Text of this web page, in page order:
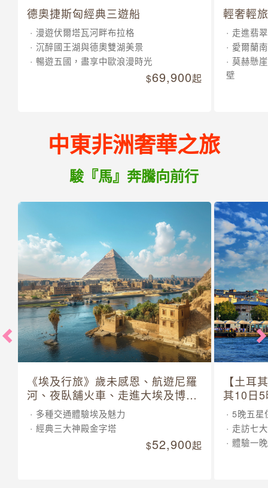
德奧捷斯匈經典三遊船
漫遊伏爾塔瓦河畔布拉格
沉醉國王湖與德奧雙湖美景
暢遊五國，盡享中歐浪漫時光
69,900起
輕奢輕
走進翡
愛爾蘭
莫赫懸
壁
中東非洲奢華之旅
駿『馬』奔騰向前行
《埃及行旅》歲未感恩、航遊尼羅
河、夜臥舖火車、走進大埃及博物
館 10 日
多種交通體驗埃及魅力
經典三大神殿金字塔
52,900起
【土耳
其10日
5晚五星
走訪七
體驗一